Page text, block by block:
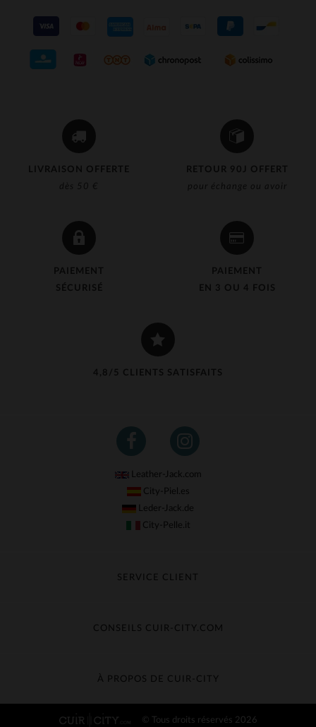
LIVRAISON OFFERTE
dès 50 €
RETOUR 90J OFFERT
pour échange ou avoir
PAIEMENT
SÉCURISÉ
PAIEMENT
EN 3 OU 4 FOIS
4,8/5 CLIENTS SATISFAITS
Leather-Jack.com
City-Piel.es
Leder-Jack.de
City-Pelle.it
SERVICE CLIENT
Échange & Remboursement
Contacter le service client
CONSEILS CUIR-CITY.COM
Guide des matières
À PROPOS DE CUIR-CITY
© Tous droits réservés 2026